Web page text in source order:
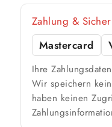
Zahlung &
Mastercard
Ihre
Wir speichern
haben keinen